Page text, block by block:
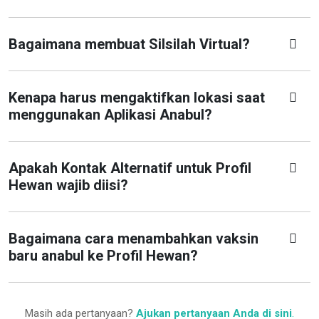
Bagaimana membuat Silsilah Virtual?
Kenapa harus mengaktifkan lokasi saat
menggunakan Aplikasi Anabul?
Apakah Kontak Alternatif untuk Profil
Hewan wajib diisi?
Bagaimana cara menambahkan vaksin
baru anabul ke Profil Hewan?
Masih ada pertanyaan? Ajukan pertanyaan Anda di sini.